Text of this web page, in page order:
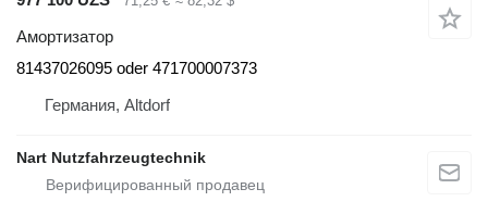
Амортизатор
81437026095 oder 471700007373
Германия, Altdorf
Nart Nutzfahrzeugtechnik